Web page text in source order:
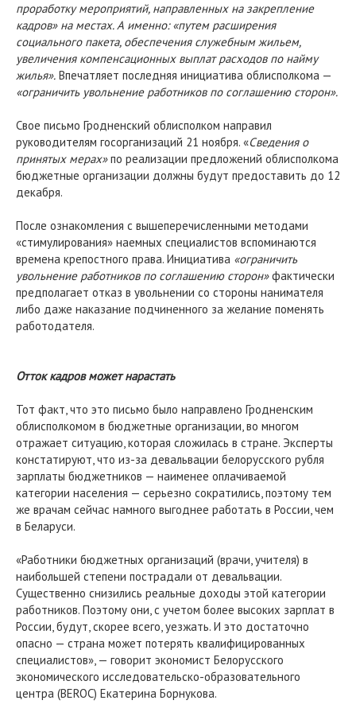
проработку мероприятий, направленных на закрепление
кадров» на местах. А именно: «путем расширения
социального пакета, обеспечения служебным жильем,
увеличения компенсационных выплат расходов по найму
жилья». Впечатляет последняя инициатива облисполкома —
«ограничить увольнение работников по соглашению сторон».
Свое письмо Гродненский облисполком направил
руководителям госорганизаций 21 ноября. «Сведения о
принятых мерах»по реализации предложений облисполкома
бюджетные организации должны будут предоставить до 12
декабря.
После ознакомления с вышеперечисленными методами
«стимулирования» наемных специалистов вспоминаются
времена крепостного права. Инициатива «ограничить
увольнение работников по соглашению сторон»фактически
предполагает отказ в увольнении со стороны нанимателя
либо даже наказание подчиненного за желание поменять
работодателя.
Отток кадров может нарастать
Тот факт, что это письмо было направлено Гродненским
облисполкомом в бюджетные организации, во многом
отражает ситуацию, которая сложилась в стране. Эксперты
констатируют, что из-за девальвации белорусского рубля
зарплаты бюджетников — наименее оплачиваемой
категории населения — серьезно сократились, поэтому тем
же врачам сейчас намного выгоднее работать в России, чем
в Беларуси.
«Работники бюджетных организаций (врачи, учителя) в
наибольшей степени пострадали от девальвации.
Существенно снизились реальные доходы этой категории
работников. Поэтому они, с учетом более высоких зарплат в
России, будут, скорее всего, уезжать. И это достаточно
опасно — страна может потерять квалифицированных
специалистов», — говорит экономист Белорусского
экономического исследовательско-образовательного
центра (BEROC) Екатерина Борнукова.